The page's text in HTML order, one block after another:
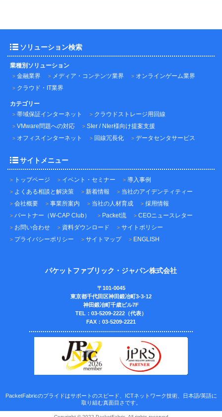
ソリューション検索
業種別ソリューション
金融業界
メディア・コンテンツ業界
オンラインゲーム業界
クラウド・IT業界
カテゴリー
帯域保証インターネット
クラウドストレージ用回線
VMware問題への対応
SIer / NIer様向け提案支援
オフィスインターネット
回線冗長化 データセンタサービス
サイトメニュー
トップページ イベント・セミナー
導入事例
よくある相談と解決策
新着情報
当社のアイデンティティー
会社概要
事業所案内 当社の人材育成
採用情報
パートナー（W-CAP Club）
Packet流
CEOニュースレター
お問い合わせ
資料ダウンロード
サイトポリシー
プライバシーポリシー
サイトマップ ENGLISH
パケットファブリック・ジャパン株式会社
〒101-0045
東京都千代田区神田鍛冶町3-3-12
神田鍛冶町千歳ビル7F
TEL：03-5209-2222（代表）
FAX：03-5209-2221
PacketFabricのプライドはサポートのスピード、ICTネットワーク技術、日本語/英語に
取り組む真面目さです。